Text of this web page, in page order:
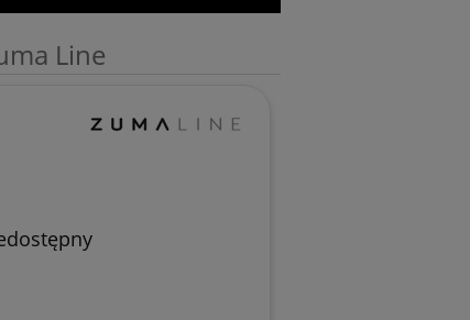
Line